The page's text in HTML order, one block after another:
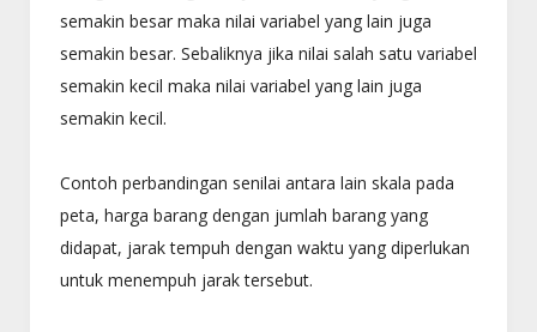
semakin besar maka nilai variabel yang lain juga
semakin besar. Sebaliknya jika nilai salah satu variabel
semakin kecil maka nilai variabel yang lain juga
semakin kecil.
Contoh perbandingan senilai antara lain skala pada
peta, harga barang dengan jumlah barang yang
didapat, jarak tempuh dengan waktu yang diperlukan
untuk menempuh jarak tersebut.